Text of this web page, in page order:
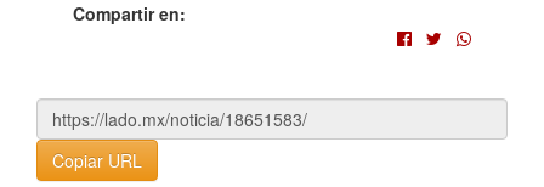
Compartir en:
Copiar URL